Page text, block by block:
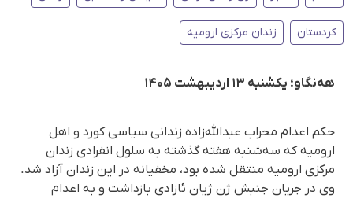
کردستان زندان مرکزی ارومیه
هه‌نگاو؛ یکشنبه ۱۳ اردیبهشت ۱۴۰۵
حکم اعدام محراب عبدالله‌زاده زندانی سیاسی کورد و اهل
ارومیه که سه‌شنبه هفته گذشته به سلول انفرادی زندان
مرکزی ارومیه منتقل شده بود، مخفیانه در این زندان آزاد شد.
وی در جریان جنبش ژن ژیان ئازادی بازداشت و به اعدام